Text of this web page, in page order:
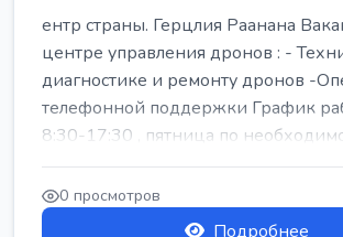
ентр страны. Герцлия Раанана
центре управления дронов : -
диагностике и ремонту дронов -
телефонной поддержки График
8:30-17:30 , пятница по
0 просмотров
Подробнее